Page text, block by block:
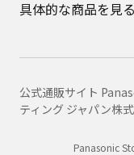
具体的な商品を見る
公式通販サイト
ティング ジャパン株
Panasonic